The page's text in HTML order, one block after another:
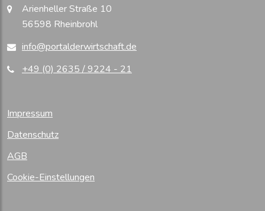
Arienheller Straße 10
56598 Rheinbrohl
info@portalderwirtschaft.de
+49 (0) 2635 / 9224 - 21
Impressum
Datenschutz
AGB
Cookie-Einstellungen